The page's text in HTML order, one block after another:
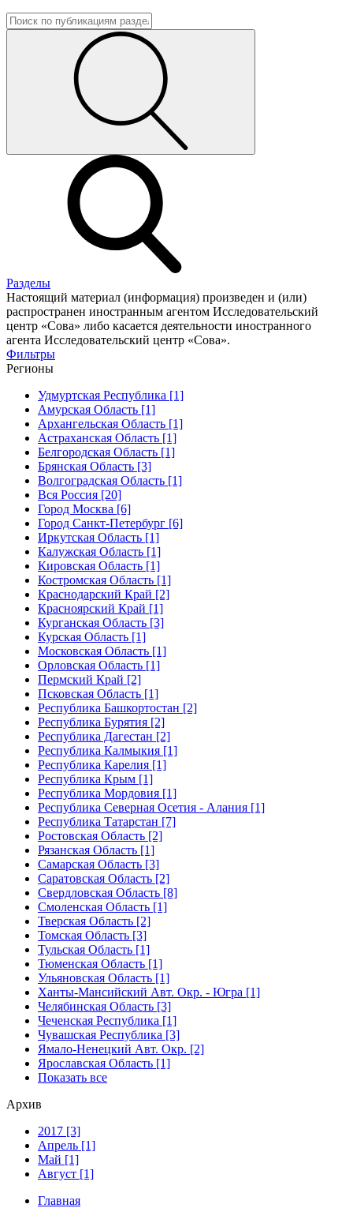
Разделы
Настоящий материал (информация) произведен и (или)
распространен иностранным агентом Исследовательский
центр «Сова» либо касается деятельности иностранного
агента Исследовательский центр «Сова».
Фильтры
Регионы
Удмуртская Республика [1]
Амурская Область [1]
Архангельская Область [1]
Астраханская Область [1]
Белгородская Область [1]
Брянская Область [3]
Волгоградская Область [1]
Вся Россия [20]
Город Москва [6]
Город Санкт-Петербург [6]
Иркутская Область [1]
Калужская Область [1]
Кировская Область [1]
Костромская Область [1]
Краснодарский Край [2]
Красноярский Край [1]
Курганская Область [3]
Курская Область [1]
Московская Область [1]
Орловская Область [1]
Пермский Край [2]
Псковская Область [1]
Республика Башкортостан [2]
Республика Бурятия [2]
Республика Дагестан [2]
Республика Калмыкия [1]
Республика Карелия [1]
Республика Крым [1]
Республика Мордовия [1]
Республика Северная Осетия - Алания [1]
Республика Татарстан [7]
Ростовская Область [2]
Рязанская Область [1]
Самарская Область [3]
Саратовская Область [2]
Свердловская Область [8]
Смоленская Область [1]
Тверская Область [2]
Томская Область [3]
Тульская Область [1]
Тюменская Область [1]
Ульяновская Область [1]
Ханты-Мансийский Авт. Окр. - Югра [1]
Челябинская Область [3]
Чеченская Республика [1]
Чувашская Республика [3]
Ямало-Ненецкий Авт. Окр. [2]
Ярославская Область [1]
Показать все
Архив
2017 [3]
Апрель [1]
Май [1]
Август [1]
Главная